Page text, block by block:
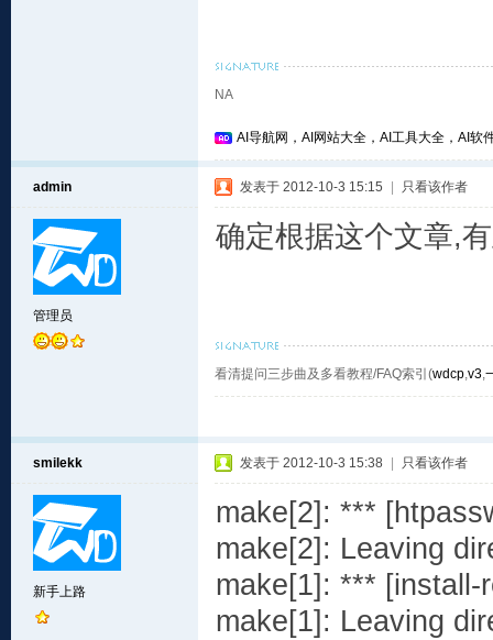
NA
AI导航网，AI网站大全，AI工具大全，AI软
admin
管理员
发表于 2012-10-3 15:15 只看该作者
确定根据这个文章,
看清提问三步曲及多看教程/FAQ索引(wdcp,v3,
smilekk
新手上路
发表于 2012-10-3 15:38 只看该作者
make[2]: ***
make[2]: Leaving
make[1]: *** [install-
make[1]: Leaving